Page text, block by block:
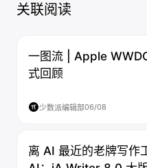
关联阅读
一图流 | Apple
式回顾
少数派编辑部06/08
离 AI 最近的老牌写作